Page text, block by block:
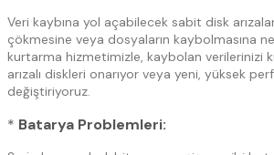
Veri kaybına yol açabilecek sabit disk
çökmesine veya dosyaların kaybolmasına
kurtarma hizmetimizle, kaybolan verilerinizi
arızalı diskleri onarıyor veya yeni, yüksek
değiştiriyoruz.
* Batarya Problemleri: